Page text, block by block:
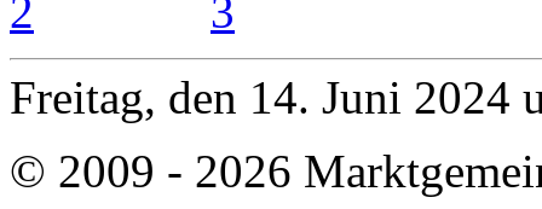
Freitag, den 14. Juni 2024
© 2009 - 2026